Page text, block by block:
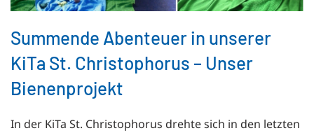
Summende Abenteuer in unserer
KiTa St. Christophorus – Unser
Bienenprojekt
In der KiTa St. Christophorus drehte sich in den letzten